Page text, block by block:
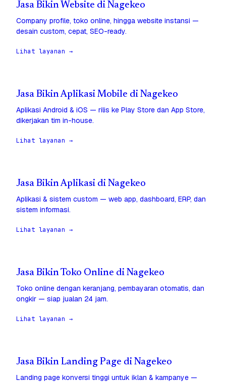
Jasa Bikin Website di Nagekeo
Company profile, toko online, hingga website instansi —
desain custom, cepat, SEO-ready.
Lihat layanan →
Jasa Bikin Aplikasi Mobile di Nagekeo
Aplikasi Android & iOS — rilis ke Play Store dan App Store,
dikerjakan tim in-house.
Lihat layanan →
Jasa Bikin Aplikasi di Nagekeo
Aplikasi & sistem custom — web app, dashboard, ERP, dan
sistem informasi.
Lihat layanan →
Jasa Bikin Toko Online di Nagekeo
Toko online dengan keranjang, pembayaran otomatis, dan
ongkir — siap jualan 24 jam.
Lihat layanan →
Jasa Bikin Landing Page di Nagekeo
Landing page konversi tinggi untuk iklan & kampanye —